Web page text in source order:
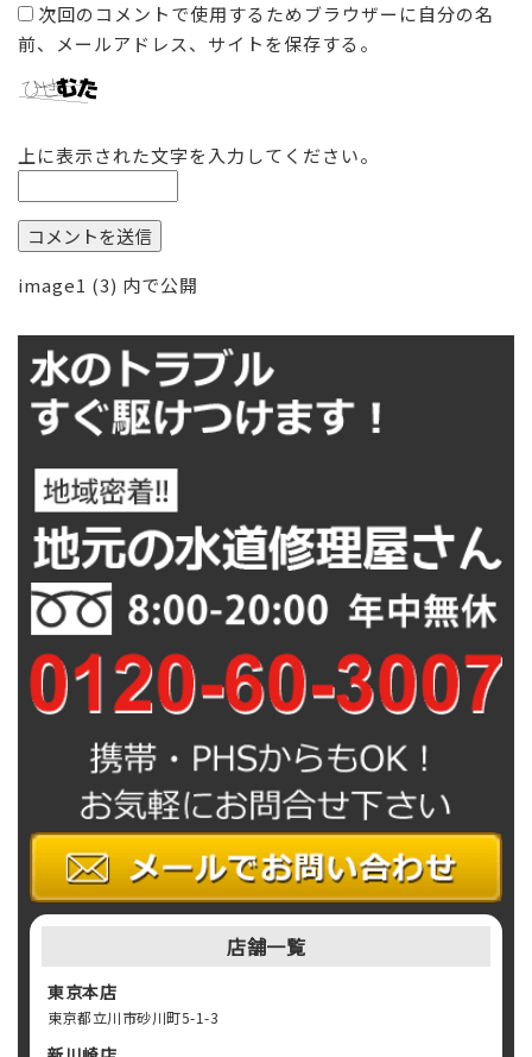
次回のコメントで使用するためブラウザーに自分の名
前、メールアドレス、サイトを保存する。
上に表示された文字を入力してください。
投
ナ
ビ
ゲ
ー
シ
ョ
ン
image1 (3) 内で公開
店舗一覧
東京本店
東京都立川市砂川町5-1-3